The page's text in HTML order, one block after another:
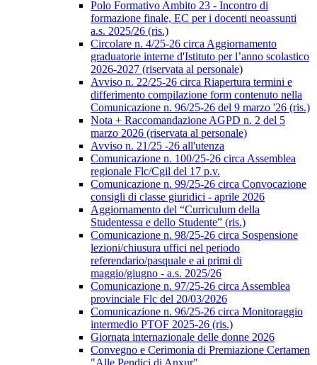
Polo Formativo Ambito 23 - Incontro di
formazione finale, EC per i docenti neoassunti
a.s. 2025/26 (ris.)
Circolare n. 4/25-26 circa Aggiornamento
graduatorie interne d'Istituto per l’anno scolastico
2026-2027 (riservata al personale)
Avviso n. 22/25-26 circa Riapertura termini e
differimento compilazione form contenuto nella
Comunicazione n. 96/25-26 del 9 marzo '26 (ris.)
Nota + Raccomandazione AGPD n. 2 del 5
marzo 2026 (riservata al personale)
Avviso n. 21/25 -26 all'utenza
Comunicazione n. 100/25-26 circa Assemblea
regionale Flc/Cgil del 17 p.v.
Comunicazione n. 99/25-26 circa Convocazione
consigli di classe giuridici - aprile 2026
Aggiornamento del “Curriculum della
Studentessa e dello Studente” (ris.)
Comunicazione n. 98/25-26 circa Sospensione
lezioni/chiusura uffici nel periodo
referendario/pasquale e ai primi di
maggio/giugno - a.s. 2025/26
Comunicazione n. 97/25-26 circa Assemblea
provinciale Flc del 20/03/2026
Comunicazione n. 96/25-26 circa Monitoraggio
intermedio PTOF 2025-26 (ris.)
Giornata internazionale delle donne 2026
Convegno e Cerimonia di Premiazione Certamen